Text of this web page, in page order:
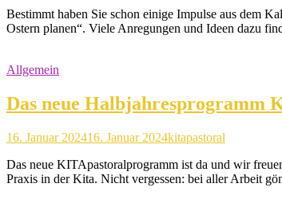
Bestimmt haben Sie schon einige Impulse aus dem
Ostern planen“. Viele Anregungen und Ideen dazu
Allgemein
Das neue Halbjahresprogramm
16. Januar 202416. Januar 2024kitapastoral
Das neue KITApastoralprogramm ist da und wir
Praxis in der Kita. Nicht vergessen: bei aller Arbeit